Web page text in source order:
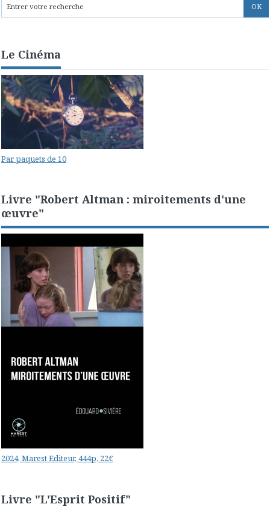
Le Cinéma
Par paquets de 10
Livre "Robert Altman : miroitements d'une
œuvre"
2024, Marest Editeur, 444p, 22€
Livre "L'Esprit Positif"